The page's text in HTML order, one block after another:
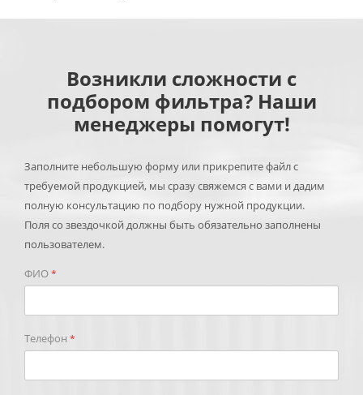
Возникли сложности с
подбором фильтра? Наши
менеджеры помогут!
Заполните небольшую форму или прикрепите файл с
требуемой продукцией, мы сразу свяжемся с вами и дадим
полную консультацию по подбору нужной продукции.
Поля со звездочкой должны быть обязательно заполнены
пользователем.
ФИО*
Телефон *